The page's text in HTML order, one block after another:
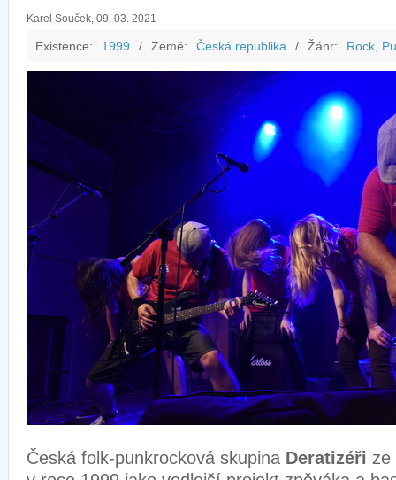
Karel Souček, 09. 03. 2021
Existence: 1999 / Země: Česká republika / Žánr: Rock,
Česká folk-punkrocková skupina Deratizéři ze